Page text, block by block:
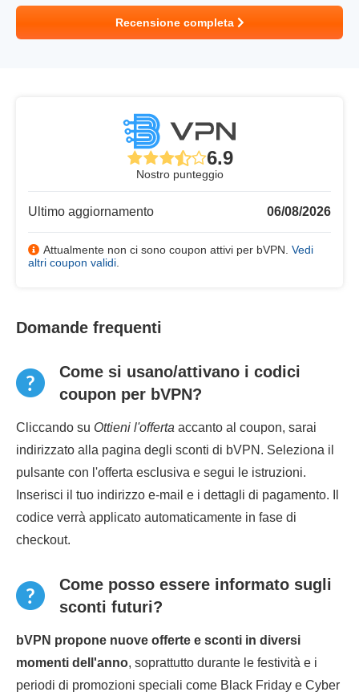
Recensione completa
6.9
Nostro punteggio
Ultimo aggiornamento 06/08/2026
Attualmente non ci sono coupon attivi per bVPN. Vedi
altri coupon validi
Domande frequenti
Come si usano/attivano i codici
coupon per bVPN?
Cliccando su Ottieni l'offerta accanto al coupon, sarai
indirizzato alla pagina degli sconti di bVPN. Seleziona il
pulsante con l'offerta esclusiva e segui le istruzioni.
Inserisci il tuo indirizzo e-mail e i dettagli di pagamento. Il
codice verrà applicato automaticamente in fase di
checkout.
Come posso essere informato sugli
sconti futuri?
bVPN propone nuove offerte e sconti in diversi
momenti dell'anno, soprattutto durante le festività e i
periodi di promozioni speciali come Black Friday e Cyber